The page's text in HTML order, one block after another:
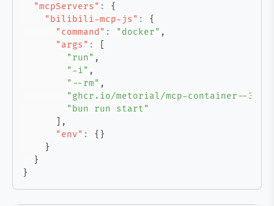
"mcpServers" :
{
"bilibili-mcp-js" :
{
"command" : "docker" ,
"args" :
"run" ,
"-i" ,
"--rm" ,
"ghcr.io/metorial/mcp-container--
"bun run start"
,
"env" : { }
}
}
}